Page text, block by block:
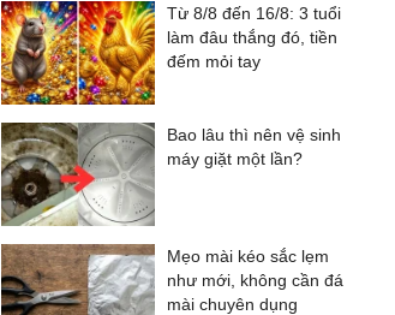
Từ 8/8 đến 16/8: 3 tuổi
làm đâu thắng đó, tiền
đếm mỏi tay
Bao lâu thì nên vệ sinh
máy giặt một lần?
Mẹo mài kéo sắc lẹm
như mới, không cần đá
mài chuyên dụng